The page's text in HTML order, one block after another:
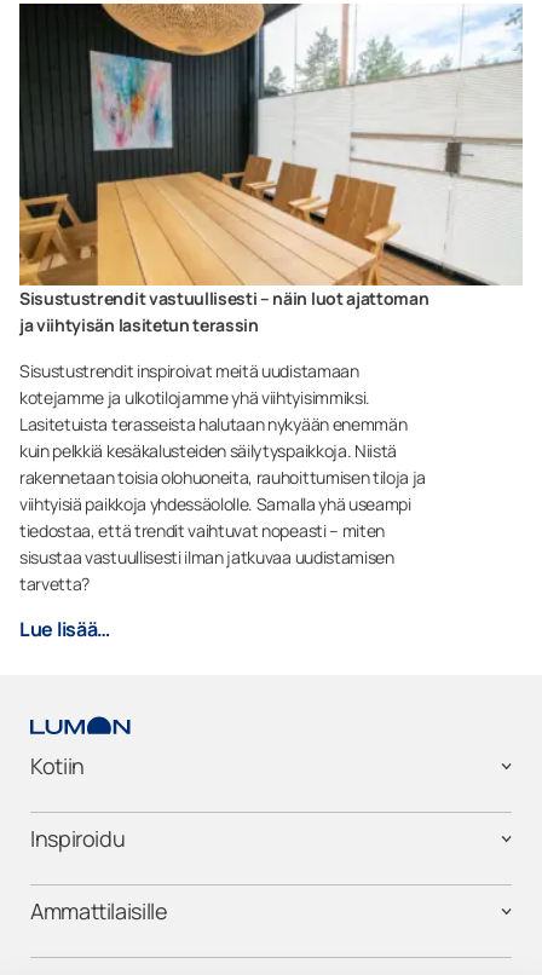
Sisustustrendit vastuullisesti – näin luot ajattoman
ja viihtyisän lasitetun terassin
Sisustustrendit inspiroivat meitä uudistamaan
kotejamme ja ulkotilojamme yhä viihtyisimmiksi.
Lasitetuista terasseista halutaan nykyään enemmän
kuin pelkkiä kesäkalusteiden säilytyspaikkoja. Niistä
rakennetaan toisia olohuoneita, rauhoittumisen tiloja ja
viihtyisiä paikkoja yhdessäololle. Samalla yhä useampi
tiedostaa, että trendit vaihtuvat nopeasti – miten
sisustaa vastuullisesti ilman jatkuvaa uudistamisen
tarvetta?
Lue lisää…
Kotiin
Inspiroidu
Ammattilaisille